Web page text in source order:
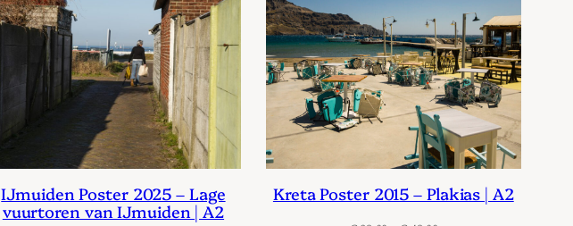
IJmuiden Poster 2025 – Lage
vuurtoren van IJmuiden | A2
Kreta Poster 2015 – Plakias | A2